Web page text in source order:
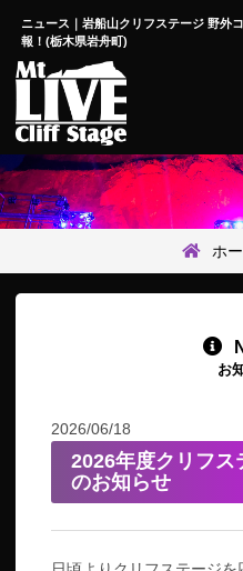
ニュース｜岩船山クリフステージ 野外
報！(栃木県岩舟町)
ホ
お
2026/06/18
2026年度クリフス
のお知らせ